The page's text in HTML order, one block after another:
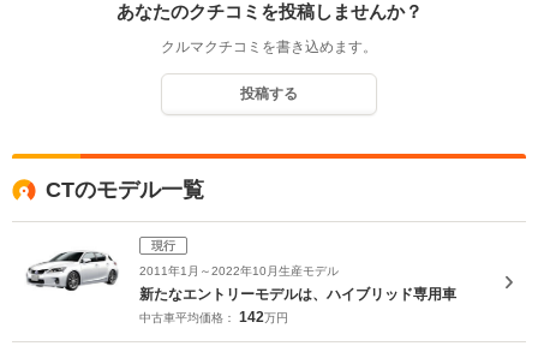
あなたのクチコミを投稿しませんか？
クルマクチコミを書き込めます。
投稿する
CTのモデル一覧
現行
2011年1月～2022年10月生産モデル
新たなエントリーモデルは、ハイブリッド専用車
中古車平均価格： 142万円